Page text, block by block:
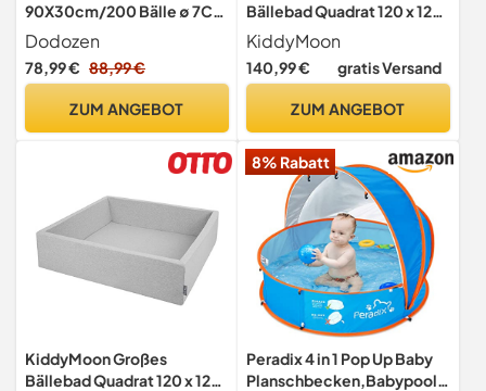
90X30cm/200 Bälle ∅ 7Cm
Bällepool Für Babys Kinder
Rund,Superweicher
Samt,Abnehmbar und
eiß/Transparent/Gold
Dodozen
78,99 € 88,99 €
ZUM ANGEBOT
Bällebad Quadrat 120 x 120
x 30 cm mit 300 Bällen 7 cm
Weiches und Sicheres
Spielzeug Ballgrube
Waschbar
KiddyMoon
140,99 € gratis Versand
ZUM ANGEBOT
KiddyMoon Großes
Bällebad Quadrat 120 x 120
8% Rabatt
Peradix 4 in 1 Pop Up Baby
Planschbecken,Babypool